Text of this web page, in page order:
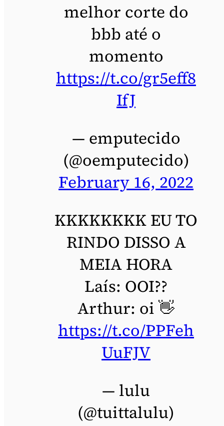
melhor corte do
bbb até o
momento
https://t.co/gr5eff8
IfJ
— emputecido
(@oemputecido)
February 16, 2022
KKKKKKKK EU TO
RINDO DISSO A
MEIA HORA
Laís: OOI??
Arthur: oi 👋
https://t.co/PPFeh
UuFJV
— lulu
(@tuittalulu)